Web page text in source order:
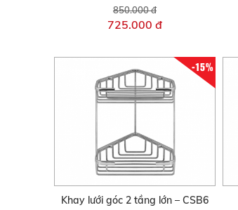
850.000 đ
725.000 đ
-15%
Khay lưới góc 2 tầng lớn – CSB6